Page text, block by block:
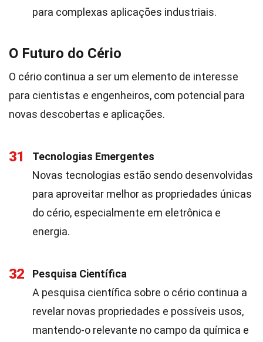
para complexas aplicações industriais.
O Futuro do Cério
O cério continua a ser um elemento de interesse
para cientistas e engenheiros, com potencial para
novas descobertas e aplicações.
31
Tecnologias Emergentes
Novas tecnologias estão sendo desenvolvidas
para aproveitar melhor as propriedades únicas
do cério, especialmente em eletrônica e
energia.
32
Pesquisa Científica
A pesquisa científica sobre o cério continua a
revelar novas propriedades e possíveis usos,
mantendo-o relevante no campo da química e